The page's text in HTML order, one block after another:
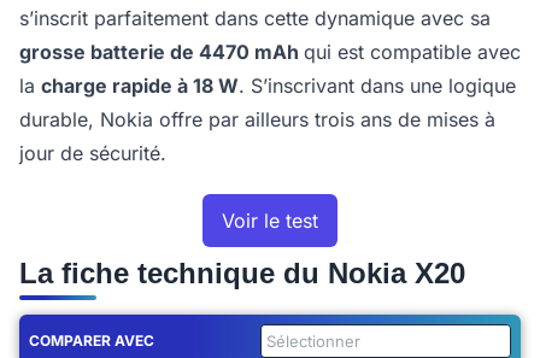
s’inscrit parfaitement dans cette dynamique avec sa
grosse batterie de 4470 mAh qui est compatible avec
la charge rapide à 18 W. S’inscrivant dans une logique
durable, Nokia offre par ailleurs trois ans de mises à
jour de sécurité.
Voir le test
La fiche technique du Nokia X20
COMPARER AVEC